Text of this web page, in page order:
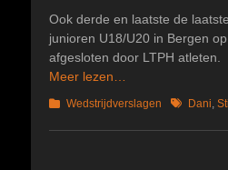
Ook derde en laatste de
junioren U18/U20 in Bergen
afgesloten door LTPH atleten.
Meer lezen…
Categorieën
Wedstrijdverslagen TagsDani